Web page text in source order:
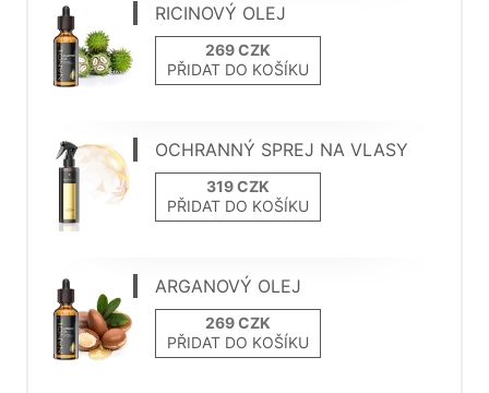
RICINOVÝ OLEJ
PŘIDAT DO KOŠÍKU
OCHRANNÝ SPREJ NA VLASY
PŘIDAT DO KOŠÍKU
ARGANOVÝ OLEJ
PŘIDAT DO KOŠÍKU